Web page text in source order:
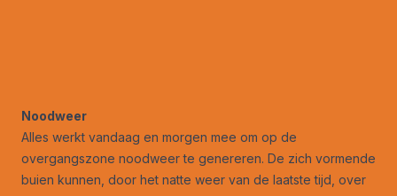
Noodweer
Alles werkt vandaag en morgen mee om op de
overgangszone noodweer te genereren. De zich vormende
buien kunnen, door het natte weer van de laatste tijd, over